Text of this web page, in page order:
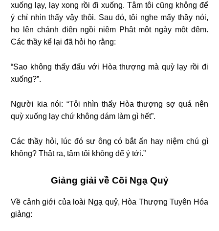
xuống lạy, lạy xong rồi đi xuống. Tâm tôi cũng không để
ý chỉ nhìn thấy vậy thôi. Sau đó, tôi nghe mấy thầy nói,
họ lên chánh điện ngồi niệm Phật một ngày một đêm.
Các thầy kể lại đã hỏi họ rằng:
“Sao không thấy đấu với Hòa thượng mà quỳ lạy rồi đi
xuống?”.
Người kia nói: “Tôi nhìn thấy Hòa thượng sợ quá nên
quỳ xuống lạy chứ không dám làm gì hết”.
Các thầy hỏi, lúc đó sư ông có bắt ấn hay niệm chú gì
không? Thật ra, tâm tôi không để ý tới.”
Giảng giải về Cõi Ngạ Quỷ
Về cảnh giới của loài Ngạ quỷ, Hòa Thượng Tuyên Hóa
giảng: